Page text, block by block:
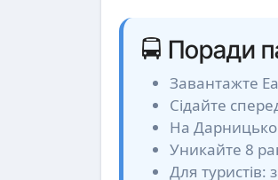
🚍 Поради
Завантажте
Сідайте
На
Уникайте 8
Для туристів: